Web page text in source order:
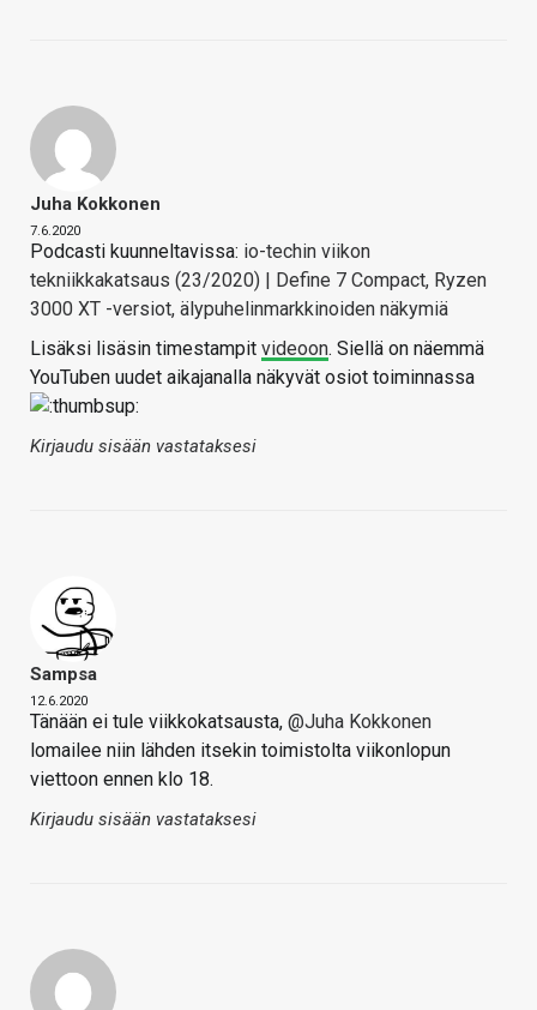
Juha Kokkonen
7.6.2020
Podcasti kuunneltavissa: io-techin viikon
tekniikkakatsaus (23/2020) | Define 7 Compact, Ryzen
3000 XT -versiot, älypuhelinmarkkinoiden näkymiä
Lisäksi lisäsin timestampit videoon. Siellä on näemmä
YouTuben uudet aikajanalla näkyvät osiot toiminnassa
Kirjaudu sisään vastataksesi
Sampsa
12.6.2020
Tänään ei tule viikkokatsausta, @Juha Kokkonen
lomailee niin lähden itsekin toimistolta viikonlopun
viettoon ennen klo 18.
Kirjaudu sisään vastataksesi